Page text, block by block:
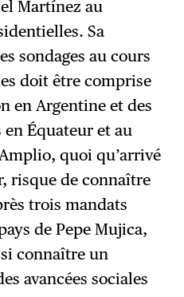
Martínez au
Sa
sondages au cours
doit être comprise
en Argentine et des
en Équateur et au
quoi qu’arrivé
risque de connaître
trois mandats
de Pepe Mujica,
connaître un
avancées sociales